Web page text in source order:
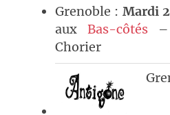
Grenoble : Mardi
auxBas-côtés –
Chorier